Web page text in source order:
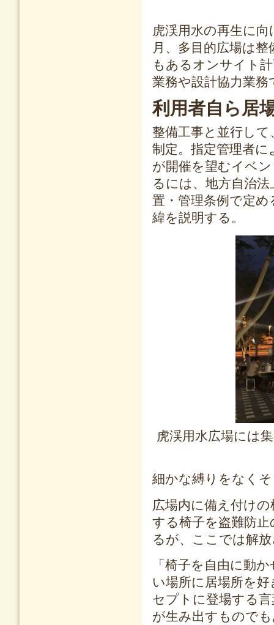
虎渓用水の再生に
月、多目的広場は
もあるオンサイト
業務や設計協力業
利用者自ら居
整備工事と並行して
制定。指定管理者
が開催を望むイベ
るには、地方自治
置・管理条例で定
緯を説明する。
虎渓用水広場には
細かな縛りをなく
広場内に備え付け
する椅子を盗難防
るが、ここでは解
「椅子を自由に動
い場所に居場所を
セプトに登場する
が生み出すもので